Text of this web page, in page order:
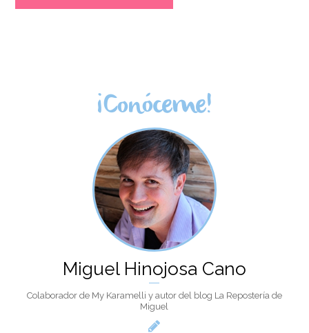
¡Conóceme!
Miguel Hinojosa Cano
Colaborador de My Karamelli y autor del blog La Repostería de
Miguel